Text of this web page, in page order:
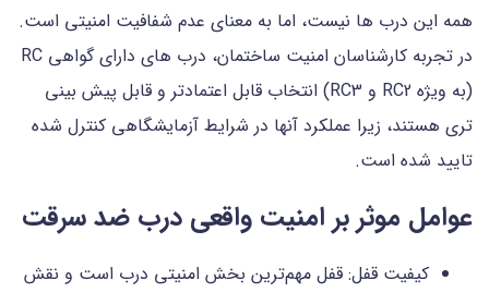
همه این درب ها نیست، اما به معنای عدم شفافیت امنیتی است.
در تجربه کارشناسان امنیت ساختمان، درب های دارای گواهی RC
(به ویژه RC2 و RC3) انتخاب قابل اعتمادتر و قابل پیش بینی
تری هستند، زیرا عملکرد آنها در شرایط آزمایشگاهی کنترل شده
تایید شده است.
عوامل موثر بر امنیت واقعی درب ضد سرقت
کیفیت قفل: قفل مهم‌ترین بخش امنیتی درب است و نقش